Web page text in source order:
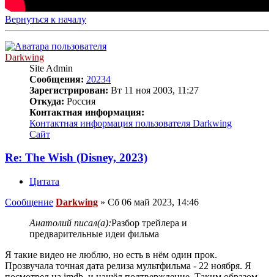
Вернуться к началу
Darkwing
Site Admin
Сообщения: 20234
Зарегистрирован: Вт 11 ноя 2003, 11:27
Откуда: Россия
Контактная информация:
Контактная информация пользователя Darkwing
Сайт
Re: The Wish (Disney, 2023)
Цитата
Сообщение Darkwing » Сб 06 май 2023, 14:46
Анатолий писал(а):Разбор трейлера и
предварительные идеи фильма
Я такие видео не люблю, но есть в нём один прок.
Прозвучала точная дата релиза мультфильма - 22 ноября. Я